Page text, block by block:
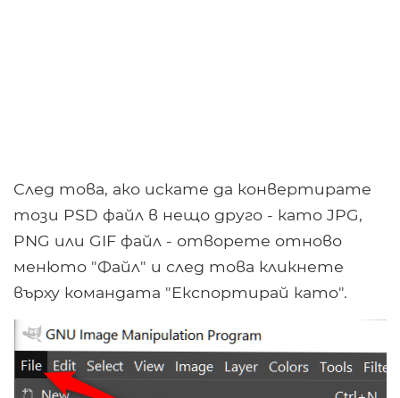
След това, ако искате да конвертирате
този PSD файл в нещо друго - като JPG,
PNG или GIF файл - отворете отново
менюто "Файл" и след това кликнете
върху командата "Експортирай като".